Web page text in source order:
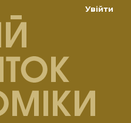
Увійти